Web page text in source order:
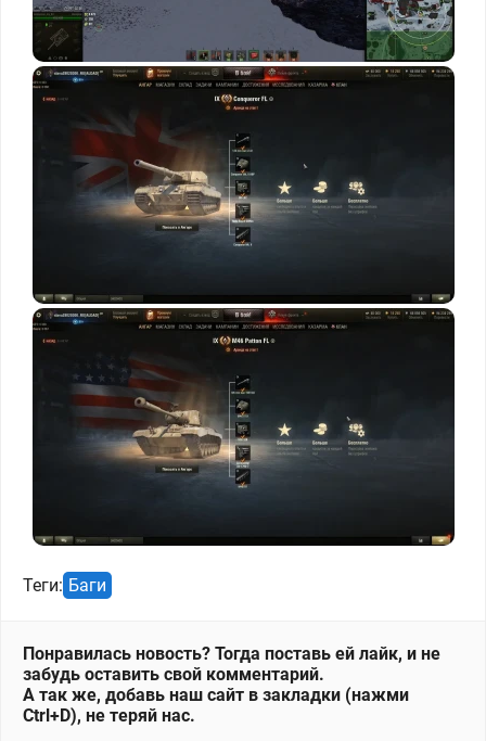
Теги: Баги
Понравилась новость? Тогда поставь ей лайк, и не
забудь оставить свой комментарий.
А так же, добавь наш сайт в закладки (нажми
Ctrl+D), не теряй нас.